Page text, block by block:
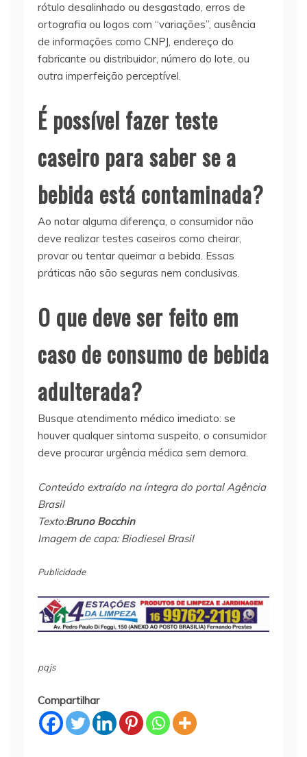
rótulo desalinhado ou desgastado, erros de
ortografia ou logos com “variações”, ausência
de informações como CNPJ, endereço do
fabricante ou distribuidor, número do lote, ou
outra imperfeição perceptível.
É possível fazer teste
caseiro para saber se a
bebida está contaminada?
Ao notar alguma diferença, o consumidor não
deve realizar testes caseiros como cheirar,
provar ou tentar queimar a bebida. Essas
práticas não são seguras nem conclusivas.
O que deve ser feito em
caso de consumo de bebida
adulterada?
Busque atendimento médico imediato: se
houver qualquer sintoma suspeito, o consumidor
deve procurar urgência médica sem demora.
Conteúdo extraído na íntegra do portal Agência
Brasil
Texto:Bruno Bocchin
Imagem de capa: Biodiesel Brasil
Publicidade
pqjs
Compartilhar